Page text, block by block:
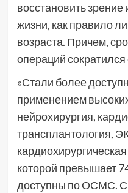
восстановить зрение
жизни, как правило
возраста. Причем,
операций
«Стали более
применением
нейрохирургия,
трансплантология,
которой превышает
доступны по ОСМС.